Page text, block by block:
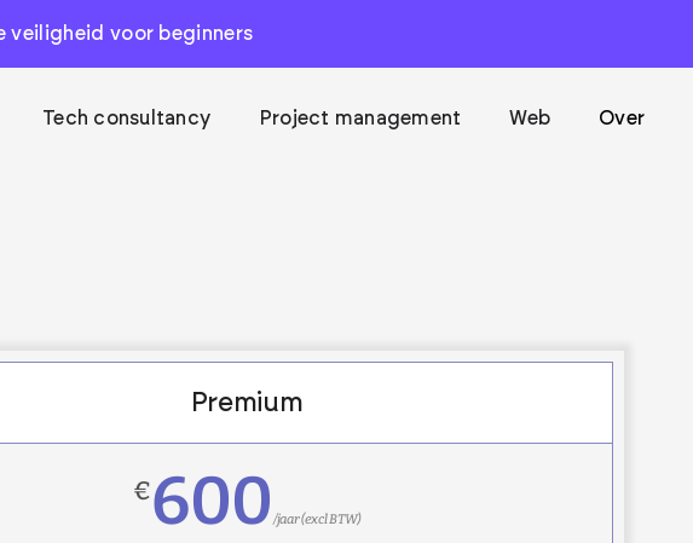
veiligheid voor beginners
Tech consultancy Project management Web Over
Premium
€600/jaar (excl BTW)